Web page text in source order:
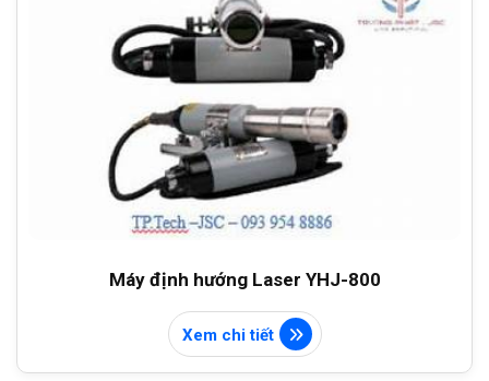
Máy định hướng Laser YHJ-800
Xem chi tiết